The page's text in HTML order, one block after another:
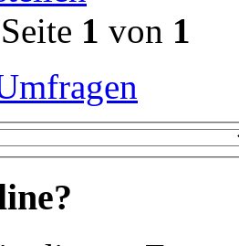
1 von 1